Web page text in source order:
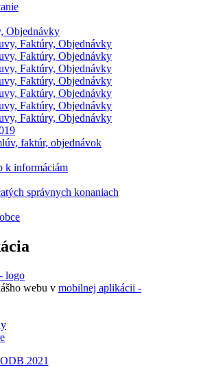
Objednávky
Faktúry, Objednávky
Faktúry, Objednávky
Faktúry, Objednávky
Faktúry, Objednávky
Faktúry, Objednávky
Faktúry, Objednávky
Faktúry, Objednávky
faktúr, objednávok
k informáciám
správnych konaniach
webu v mobilnej aplikácii -